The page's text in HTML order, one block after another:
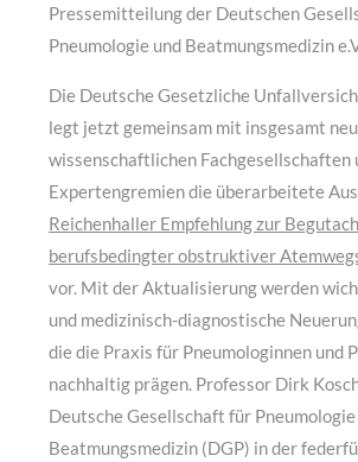
Pressemitteilung der Deutschen
Pneumologie und Beatmungsmedizin
Die Deutsche Gesetzliche
legt jetzt gemeinsam mit insgesamt
wissenschaftlichen Fachgesellschaften
Expertengremien die überarbeitete
Reichenhaller Empfehlung zur
berufsbedingter obstruktiver
vor. Mit der Aktualisierung werden
und medizinisch-diagnostische
die die Praxis für Pneumologinnen und
nachhaltig prägen. Professor Dirk
Deutsche Gesellschaft für Pneumologie
Beatmungsmedizin (DGP) in der